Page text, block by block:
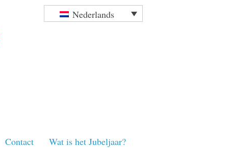
Nederlands
Contact Wat is het Jubeljaar?